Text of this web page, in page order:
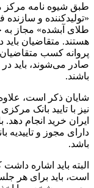
طبق شیوه نامه مرکز
«تولیدکننده و
طلای آبشده» مجاز
هستند. متقاضیان باید
پروانه کسب
صادر می‌شوند، باید
باشند.
شایان ذکر است،
نیز با تایید بانک
ایران خرید انجام دهد.
دارای مجوز و
باشد.
البته باید اشاره
است، باید برای هر